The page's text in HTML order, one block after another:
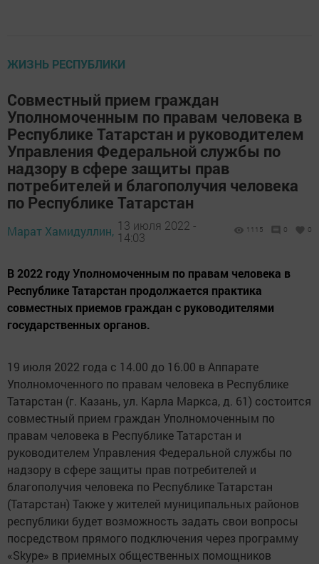
ЖИЗНЬ РЕСПУБЛИКИ
Совместный прием граждан
Уполномоченным по правам человека в
Республике Татарстан и руководителем
Управления Федеральной службы по
надзору в сфере защиты прав
потребителей и благополучия человека
по Республике Татарстан
Марат Хамидуллин, 13 июля 2022 -
14:03
1115 0 0
В 2022 году Уполномоченным по правам человека в
Республике Татарстан продолжается практика
совместных приемов граждан с руководителями
государственных органов.
19 июля 2022 года с 14.00 до 16.00 в Аппарате
Уполномоченного по правам человека в Республике
Татарстан (г. Казань, ул. Карла Маркса, д. 61) состоится
совместный прием граждан Уполномоченным по
правам человека в Республике Татарстан и
руководителем Управления Федеральной службы по
надзору в сфере защиты прав потребителей и
благополучия человека по Республике Татарстан
(Татарстан) Также у жителей муниципальных районов
республики будет возможность задать свои вопросы
посредством прямого подключения через программу
«Skype» в приемных общественных помощников